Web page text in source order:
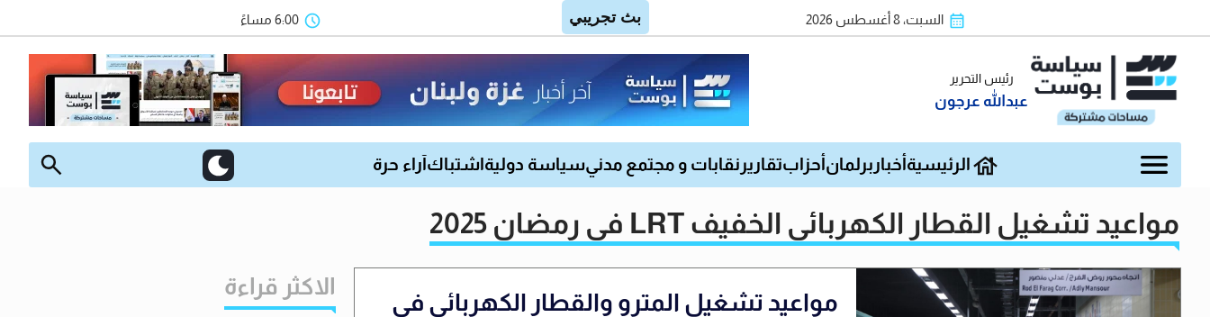
السبت، 8 أغسطس 2026 6:00 مساءً
رئيس التحرير
عبدالله عرجون
الرئيسية أخبار برلمان أحزابتقارير نقابات و مجتمع مدنيسياسة دولية اشتباك آراء حرة
مواعيد تشغيل القطار الكهربائي الخفيف LRT في رمضان 2025
مواعيد تشغيل المترو والقطار الكهربائي في
الاكثر قراءة